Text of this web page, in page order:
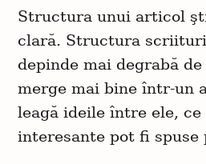
Structura unui articol
clară. Structura
depinde mai degrabă
merge mai bine într-un
leagă ideile între ele, ce
interesante pot fi spuse